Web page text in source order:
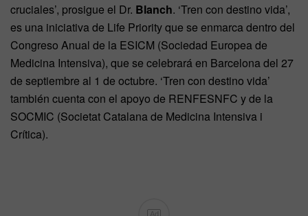
cruciales’, prosigue el Dr. Blanch. ‘Tren con destino vida’,
es una iniciativa de Life Priority que se enmarca dentro del
Congreso Anual de la ESICM (Sociedad Europea de
Medicina Intensiva), que se celebrará en Barcelona del 27
de septiembre al 1 de octubre. ‘Tren con destino vida’
también cuenta con el apoyo de RENFESNFC y de la
SOCMIC (Societat Catalana de Medicina Intensiva i
Crítica).
Ad